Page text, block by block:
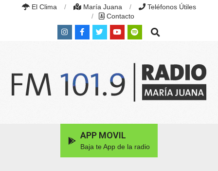
El Clima María Juana
Teléfonos Útiles
Contacto
Search
APP MOVIL
Baja te App de la radio